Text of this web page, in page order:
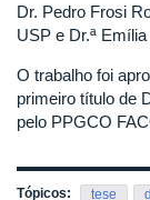
Dr. Pedro Frosi
USP e Dr.ª
O trabalho foi
primeiro título de
pelo PPGCO
Tópicos: tese